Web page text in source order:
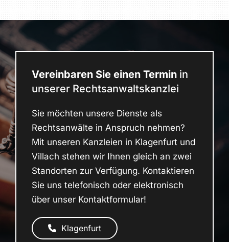
Vereinbaren Sie einen Termin in
unserer Rechtsanwaltskanzlei
Sie möchten unsere Dienste als
Rechtsanwälte in Anspruch nehmen?
Mit unseren Kanzleien in Klagenfurt und
Villach stehen wir Ihnen gleich an zwei
Standorten zur Verfügung. Kontaktieren
Sie uns telefonisch oder elektronisch
über unser Kontaktformular!
Klagenfurt